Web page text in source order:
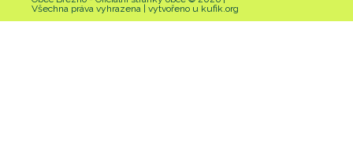
Všechna práva vyhrazena | vytvořeno u kufik.org